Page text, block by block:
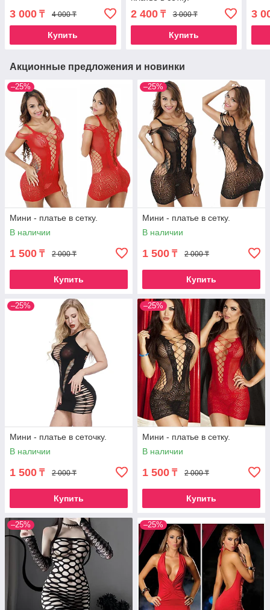
3 000 ₸ 4 000 ₸
Купить
2 400₸ 3 000 ₸
Купить
3
Акционные предложения и новинки
–25%
Мини - платье в сетку.
В наличии
1 500 ₸ 2 000 ₸
Купить
–25%
Мини - платье в сетку.
В наличии
1 500 ₸ 2 000 ₸
Купить
–25%
Мини - платье в сеточку.
В наличии
1 500 ₸ 2 000 ₸
Купить
–25%
Мини - платье в сетку.
В наличии
1 500 ₸ 2 000 ₸
Купить
–25% –25%